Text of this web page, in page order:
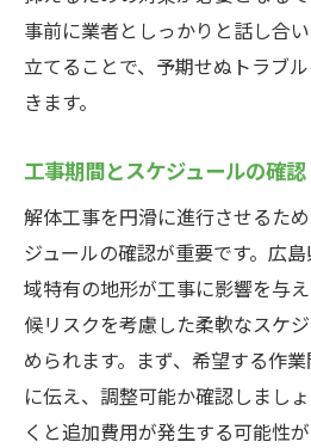
事前に業者としっかりと話し合
立てることで、予期せぬトラブ
きます。
工事期間とスケジュールの確認
解体工事を円滑に進行させるた
ジュールの確認が重要です。広
域特有の地形が工事に影響を与
候リスクを考慮した柔軟なスケ
められます。まず、希望する作
に伝え、調整可能か確認しまし
くと追加費用が発生する可能性